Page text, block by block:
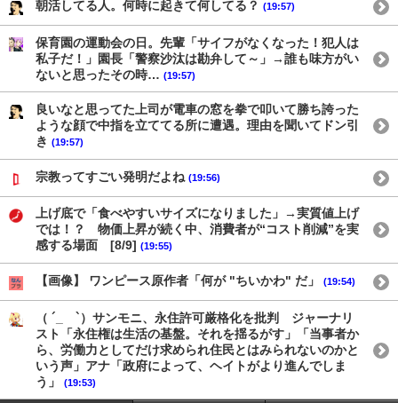
朝活してる人。何時に起きて何してる？ (19:57)
保育園の運動会の日。先輩「サイフがなくなった！犯人は
私子だ！」園長「警察沙汰は勘弁して～」→誰も味方がい
ないと思ったその時… (19:57)
良いなと思ってた上司が電車の窓を拳で叩いて勝ち誇った
ような顔で中指を立ててる所に遭遇。理由を聞いてドン引
き (19:57)
宗教ってすごい発明だよね (19:56)
上げ底で「食べやすいサイズになりました」→実質値上げ
では！？ 物価上昇が続く中、消費者が“コスト削減”を実
感する場面 [8/9] (19:55)
【画像】 ワンピース原作者「何が "ちいかわ" だ」 (19:54)
（ ´_ゝ`）サンモニ、永住許可厳格化を批判 ジャーナリ
スト「永住権は生活の基盤。それを揺るがす」「当事者か
ら、労働力としてだけ求められ住民とはみられないのかと
いう声」アナ「政府によって、ヘイトがより進んでしま
う」
(19:53)